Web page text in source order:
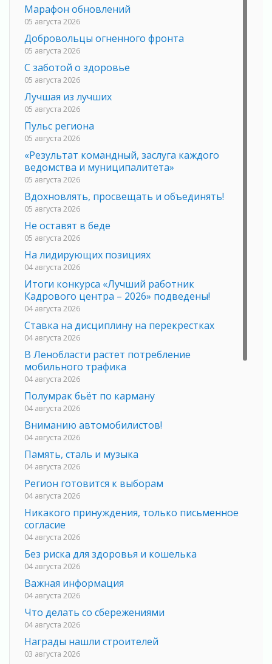
Марафон обновлений
05 августа 2026
Добровольцы огненного фронта
05 августа 2026
С заботой о здоровье
05 августа 2026
Лучшая из лучших
05 августа 2026
Пульс региона
05 августа 2026
«Результат командный, заслуга каждого
ведомства и муниципалитета»
05 августа 2026
Вдохновлять, просвещать и объединять!
05 августа 2026
Не оставят в беде
05 августа 2026
На лидирующих позициях
04 августа 2026
Итоги конкурса «Лучший работник
Кадрового центра – 2026» подведены!
04 августа 2026
Ставка на дисциплину на перекрестках
04 августа 2026
В Ленобласти растет потребление
мобильного трафика
04 августа 2026
Полумрак бьёт по карману
04 августа 2026
Вниманию автомобилистов!
04 августа 2026
Память, сталь и музыка
04 августа 2026
Регион готовится к выборам
04 августа 2026
Никакого принуждения, только письменное
согласие
04 августа 2026
Без риска для здоровья и кошелька
04 августа 2026
Важная информация
04 августа 2026
Что делать со сбережениями
04 августа 2026
Награды нашли строителей
03 августа 2026